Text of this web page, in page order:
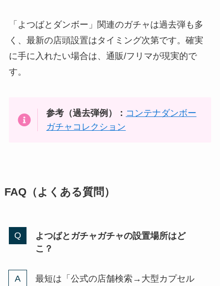
「よつばとダンボー」関連のガチャは過去弾も多
く、最新の店頭設置はタイミング次第です。確実
に手に入れたい場合は、通販/フリマが現実的で
す。
参考（過去弾例）： コンテナダンボー
ガチャコレクション
FAQ（よくある質問）
よつばとガチャガチャの設置場所はど
こ？
最短は「公式の店舗検索→大型カプセル